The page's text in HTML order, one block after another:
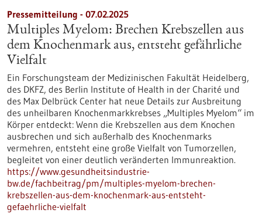
Pressemitteilung - 07.02.2025
Multiples Myelom: Brechen Krebszellen aus
dem Knochenmark aus, entsteht gefährliche
Vielfalt
Ein Forschungsteam der Medizinischen Fakultät Heidelberg,
des DKFZ, des Berlin Institute of Health in der Charité und
des Max Delbrück Center hat neue Details zur Ausbreitung
des unheilbaren Knochenmarkkrebses „Multiples Myelom“ im
Körper entdeckt: Wenn die Krebszellen aus dem Knochen
ausbrechen und sich außerhalb des Knochenmarks
vermehren, entsteht eine große Vielfalt von Tumorzellen,
begleitet von einer deutlich veränderten Immunreaktion.
https://www.gesundheitsindustrie-
bw.de/fachbeitrag/pm/multiples-myelom-brechen-
krebszellen-aus-dem-knochenmark-aus-entsteht-
gefaehrliche-vielfalt